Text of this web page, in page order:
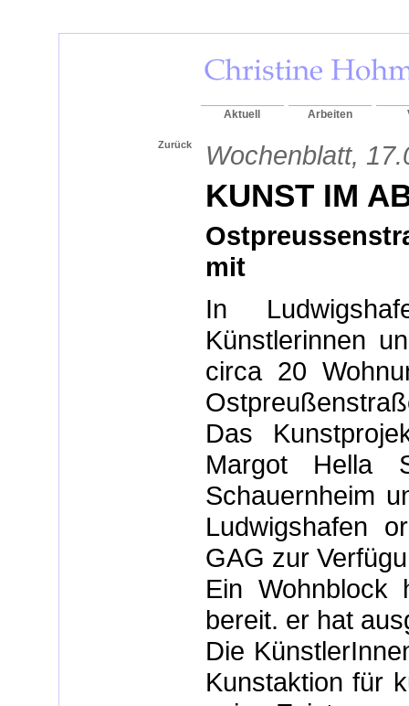
Aktuell Arbeiten
Zurück Wochenblatt,
KUNST IM
mit
In
Künstlerinnen
circa 20
Das
Margot Hella
Schauernheim
Ludwigshafen
GAG zur
Ein Wohnblock
bereit. er hat
Die
Kunstaktion für